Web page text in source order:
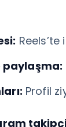
paylaşma:
Profil